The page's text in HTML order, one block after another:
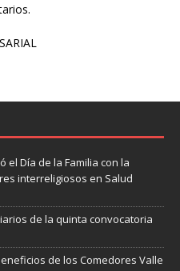
el Día de la Familia con la
interreligiosos en Salud
de la quinta convocatoria
de los Comedores Valle